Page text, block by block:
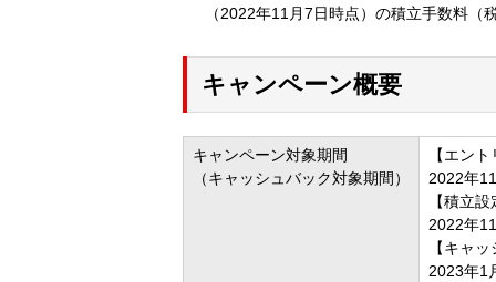
（2022年11月7日時点）の積立手数料（
キャンペーン概要
キャンペーン対象期間
（キャッシュバック対象期間）
【エン
2022年
【積立
2022年
【キャ
2023年1